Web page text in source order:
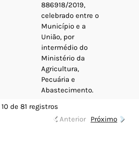
886918/2019,
celebrado entre o
Município e a
União, por
intermédio do
Ministério da
Agricultura,
Pecuária e
Abastecimento.
de 81 registros
Anterior
Próximo